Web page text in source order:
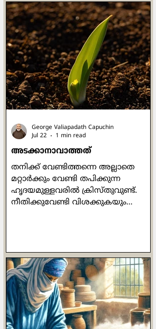
തടസ്സങ്ങൾ പറഞ്ഞപ്പോൾ
ദുശ്ശാസനൻതന്നെ ദ്രൗപതിയെ
പിടിച്ചുവലിച്ച് കൗരവ സഭയിലേക്ക്
കൊണ്ടുവരുന്നു. അയാളുടെ
പരാക്രമം കാരണത്താൽ
യാജ്ഞസേനിയുടെ വസ്ത്രം ആകെ
ഉലഞ്ഞ് അയഞ്ഞിരുന്നു. വലിച്ചിഴച്ച്
സഭയിലേക്ക് കൊണ്ടുവരപ്പെട്ട അവൾ
തീപാറുന്ന കണ്ണുകളോടെ കുറേ
ചോദ്യങ്ങൾ സഭയിലേക്ക
അടക്കാനാവാത്തത്
തനിക്ക് വേണ്ടിത്തന്നെ അല്ലാതെ
മറ്റാർക്കും വേണ്ടി തപിക്കുന്ന
ഹൃദയമുള്ളവരിൽ ക്രിസ്തുവുണ്ട്.
നീതിക്കുവേണ്ടി വിശക്കുകയും
ക്രിസ്തുവുണ്ട്. അധികാരത്തെയും
ദുഷ്ടതയെയും ഭയക്കാത്തവരിലും
ക്രിസ്തു ഉണ്ട്. വിശക്കുന്നവർക്ക്
ഭക്ഷണം കൊടുക്കുന്നവരിലും
ദാഹിക്കുന്നവർക്ക് ദാഹനീർ
പകരുന്നവരിലും ക്രിസ്തുവുണ്ട്.
George Valiapadath Capuchin
Jul 22
1 min read